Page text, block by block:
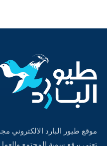
موقع طيور البارد الالكتروني